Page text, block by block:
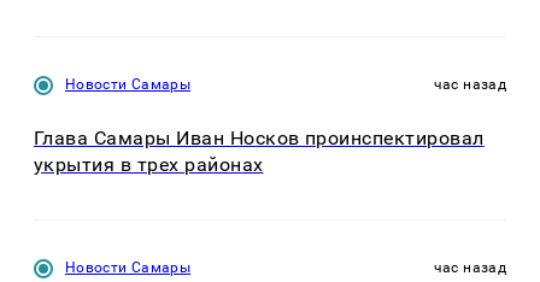
Новости Самары час назад
Глава Самары Иван Носков проинспектировал
укрытия в трех районах
Новости Самары час назад